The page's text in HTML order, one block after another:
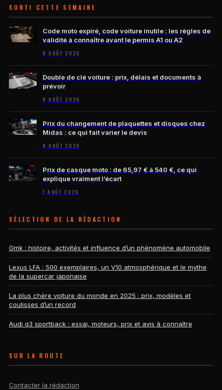
SORTI CETTE SEMAINE
Code moto expiré, code voiture inutile : les règles de
validité à connaître avant le permis A1 ou A2
9 AOÛT 2026
Double de clé voiture : prix, délais et documents à
prévoir
8 AOÛT 2026
Prix du changement de plaquettes et disques chez
Midas : ce qui fait varier le devis
8 AOÛT 2026
Prix de casque moto : de 65,97 € à 540 €, ce qui
explique vraiment l’écart
7 AOÛT 2026
SÉLECTION DE LA RÉDACTION
Gmk : histoire, activités et influence d’un phénomène automobile
Lexus LFA : 500 exemplaires, un V10 atmosphérique et le mythe
de la supercar japonaise
La plus chère voiture du monde en 2025 : prix, modèles et
coulisses d’un record
Audi q3 sportback : essai, moteurs, prix et avis à connaître
SUR LA ROUTE
Contacter la rédaction